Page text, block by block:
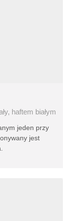
haftem białym
jeden przy
jest